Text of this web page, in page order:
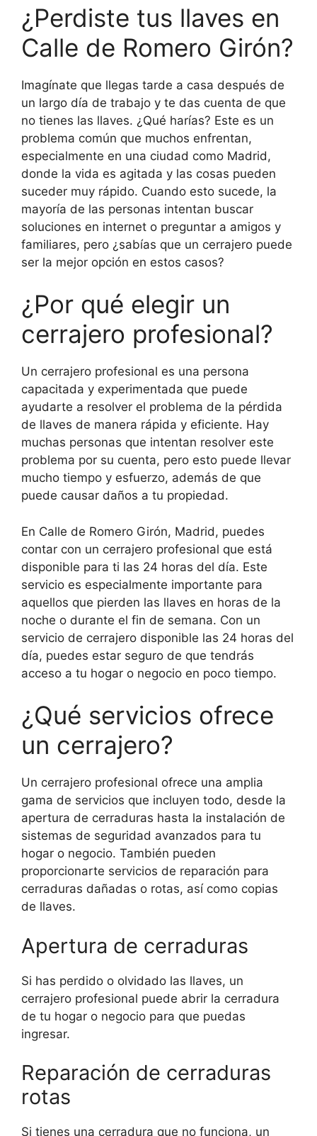
¿Perdiste tus llaves en
Calle de Romero Girón?
Imagínate que llegas tarde a casa después de
un largo día de trabajo y te das cuenta de que
no tienes las llaves. ¿Qué harías? Este es un
problema común que muchos enfrentan,
especialmente en una ciudad como Madrid,
donde la vida es agitada y las cosas pueden
suceder muy rápido. Cuando esto sucede, la
mayoría de las personas intentan buscar
soluciones en internet o preguntar a amigos y
familiares, pero ¿sabías que un cerrajero puede
ser la mejor opción en estos casos?
¿Por qué elegir un
cerrajero profesional?
Un cerrajero profesional es una persona
capacitada y experimentada que puede
ayudarte a resolver el problema de la pérdida
de llaves de manera rápida y eficiente. Hay
muchas personas que intentan resolver este
problema por su cuenta, pero esto puede llevar
mucho tiempo y esfuerzo, además de que
puede causar daños a tu propiedad.
En Calle de Romero Girón, Madrid, puedes
contar con un cerrajero profesional que está
disponible para ti las 24 horas del día. Este
servicio es especialmente importante para
aquellos que pierden las llaves en horas de la
noche o durante el fin de semana. Con un
servicio de cerrajero disponible las 24 horas del
día, puedes estar seguro de que tendrás
acceso a tu hogar o negocio en poco tiempo.
¿Qué servicios ofrece
un cerrajero?
Un cerrajero profesional ofrece una amplia
gama de servicios que incluyen todo, desde la
apertura de cerraduras hasta la instalación de
sistemas de seguridad avanzados para tu
hogar o negocio. También pueden
proporcionarte servicios de reparación para
cerraduras dañadas o rotas, así como copias
de llaves.
Apertura de cerraduras
Si has perdido o olvidado las llaves, un
cerrajero profesional puede abrir la cerradura
de tu hogar o negocio para que puedas
ingresar.
Reparación de cerraduras
rotas
Si tienes una cerradura que no funciona, un